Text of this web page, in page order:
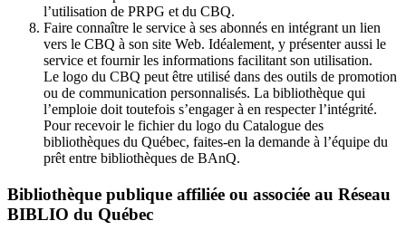
l’utilisation de PRPG et du CBQ.
Faire connaître le service à ses abonnés en intégrant un lien
vers le CBQ à son site Web. Idéalement, y présenter aussi le
service et fournir les informations facilitant son utilisation.
Le logo du CBQ peut être utilisé dans des outils de promotion
ou de communication personnalisés. La bibliothèque qui
l’emploie doit toutefois s’engager à en respecter l’intégrité.
Pour recevoir le fichier du logo du Catalogue des
bibliothèques du Québec, faites-en la demande à l’équipe du
prêt entre bibliothèques de BAnQ.
Bibliothèque publique affiliée ou associée au Réseau
BIBLIO du Québec